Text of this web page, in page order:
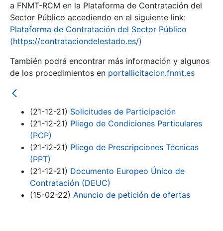
a FNMT-RCM en la Plataforma de Contratación del
Sector Público accediendo en el siguiente link:
Plataforma de Contratación del Sector Público
(https://contrataciondelestado.es/)
También podrá encontrar más información y algunos
de los procedimientos en portallicitacion.fnmt.es
(21-12-21) Solicitudes de Participación
(21-12-21) Pliego de Condiciones Particulares
(PCP)
(21-12-21) Pliego de Prescripciones Técnicas
(PPT)
(21-12-21) Documento Europeo Único de
Contratación (DEUC)
(15-02-22) Anuncio de petición de ofertas